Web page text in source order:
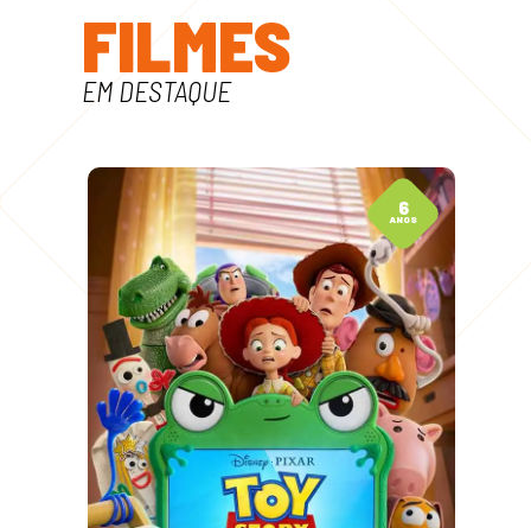
FILMES
EM DESTAQUE
6
ANOS